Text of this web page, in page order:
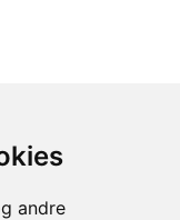
andre